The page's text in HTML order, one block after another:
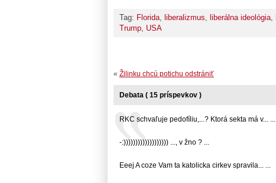
Tag: Florida, liberalizmus, liberálna ideológia,
Trump, USA
« Žilinku chcú potichu odstrániť
Debata ( 15 príspevkov )
RKC schvaľuje pedofíliu,...? Ktorá sekta má v... ...
-:))))))))))))))))))) ..., v žno ? ...
Eeej A coze Vam ta katolicka cirkev spravila... ...